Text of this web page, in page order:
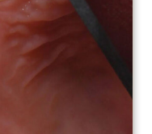
根管治療
外科的歯内療法